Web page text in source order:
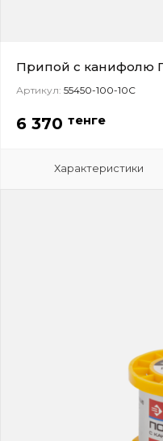
Припой с канифолю
Артикул: 55450-100-10C
6 370 тенге
Характеристики